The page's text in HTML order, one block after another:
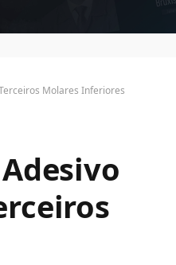
Molares Inferiores